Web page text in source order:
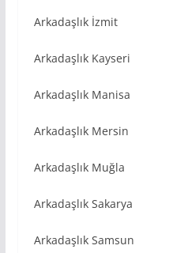
Arkadaşlık İzmit
Arkadaşlık Kayseri
Arkadaşlık Manisa
Arkadaşlık Mersin
Arkadaşlık Muğla
Arkadaşlık Sakarya
Arkadaşlık Samsun